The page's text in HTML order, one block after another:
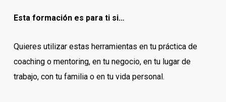
Esta formación es para ti si…
Quieres utilizar estas herramientas en tu práctica de
coaching o mentoring, en tu negocio, en tu lugar de
trabajo, con tu familia o en tu vida personal.